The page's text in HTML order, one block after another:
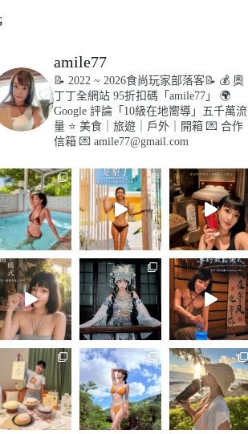
amile77
📝 2022 ~ 2026食尚玩家部落客📝 💰 奧
丁丁全網站 95折扣碼「amile77」
🌍
Google 評論「10級在地嚮導」五千萬流
量 ⭐️ 美食｜旅遊｜戶外｜開箱 💌 合作
信箱 💌amile77@gmail.com